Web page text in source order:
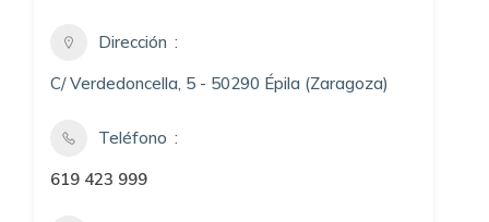
Dirección
C/ Verdedoncella, 5 - 50290 Épila (Zaragoza)
Teléfono
619 423 999